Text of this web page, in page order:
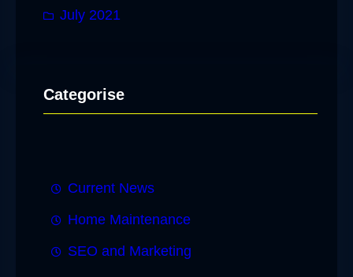
July 2021
Categorise
Current News
Home Maintenance
SEO and Marketing